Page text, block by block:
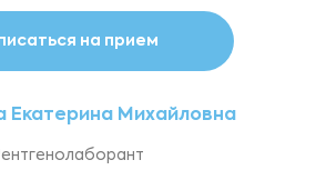
на прием
Екатерина Михайловна